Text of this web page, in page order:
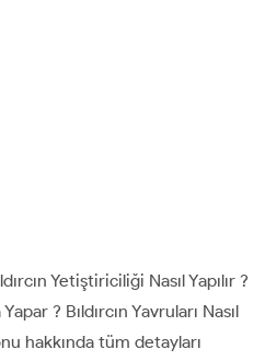
Yetiştiriciliği Nasıl Yapılır ?
? Bıldırcın Yavruları Nasıl
hakkında tüm detayları